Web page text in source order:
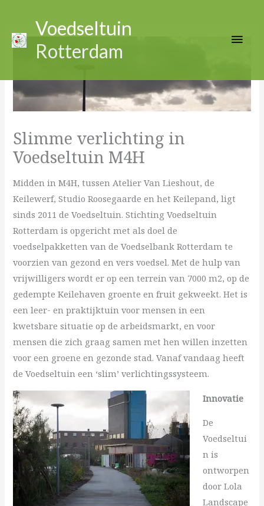
Voedseltuin
Rotterdam
Slimme verlichting in
Voedseltuin M4H
Midden in M4H, tussen Atelier Van Lieshout, de
Keilewerf, Studio Roosegaarde en het Keilepand, ligt
sinds 2011 de Voedseltuin. Stichting Voedseltuin
Rotterdam is opgericht met als doel de
voedselpakketten van de Voedselbank Rotterdam te
voorzien van gezond en vers voedsel. Met de hulp van
vrijwilligers wordt er op een terrein van 7000 m2, op de
gedempte Keilehaven groente en fruit gekweekt. Het is
een leer- en praktijktuin voor mensen in een
kwetsbare situatie op de arbeidsmarkt, en voor
mensen die zich graag samen met hen willen inzetten
voor een groene en gezonde stad. Vanaf vandaag heeft
de Voedseltuin een ‘slim’ verlichtingssysteem.
Innovatie
De
Voedseltui
n is
ontworpen
door Lola
Landscape